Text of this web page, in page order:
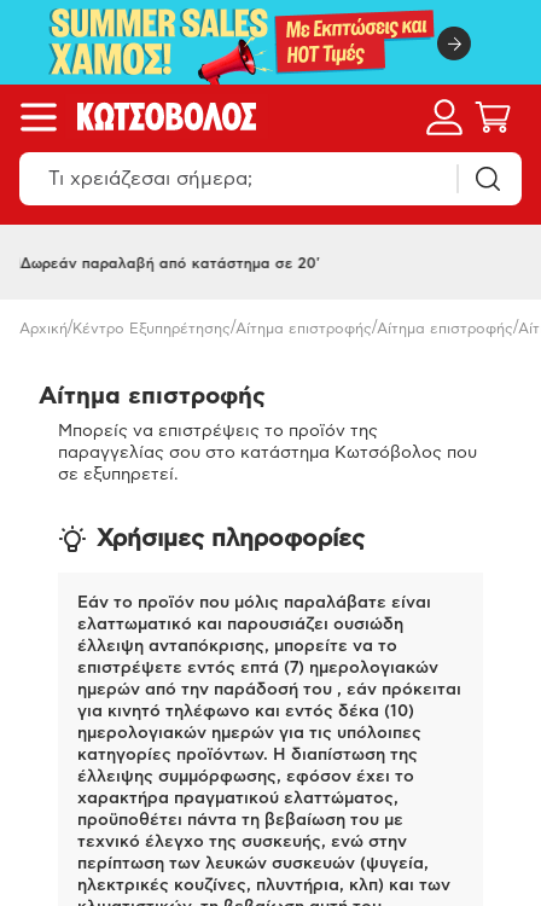
Παράλαβε 24/7 σε Skroutz point
Αρχική/Κέντρο Εξυπηρέτησης/Αίτημα επιστροφής/Αίτημα επιστροφής/
Αίτημα επιστροφής
Μπορείς να επιστρέψεις το προϊόν της
παραγγελίας σου στο κατάστημα Κωτσόβολος που
σε εξυπηρετεί.
Χρήσιμες πληροφορίες
Εάν το προϊόν που μόλις παραλάβατε είναι
ελαττωματικό και παρουσιάζει ουσιώδη
έλλειψη ανταπόκρισης, μπορείτε να το
επιστρέψετε εντός επτά (7) ημερολογιακών
ημερών από την παράδοσή του , εάν πρόκειται
για κινητό τηλέφωνο και εντός δέκα (10)
ημερολογιακών ημερών για τις υπόλοιπες
κατηγορίες προϊόντων. Η διαπίστωση της
έλλειψης συμμόρφωσης, εφόσον έχει το
χαρακτήρα πραγματικού ελαττώματος,
προϋποθέτει πάντα τη βεβαίωση του με
τεχνικό έλεγχο της συσκευής, ενώ στην
περίπτωση των λευκών συσκευών (ψυγεία,
ηλεκτρικές κουζίνες, πλυντήρια, κλπ) και των